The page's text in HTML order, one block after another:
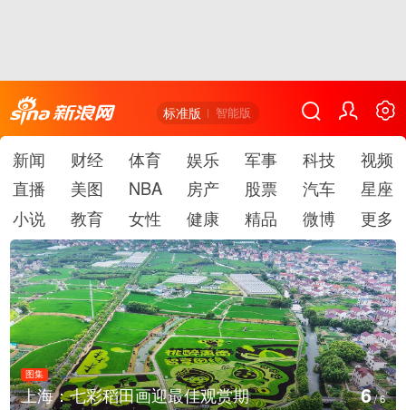
标准版 智能版
新闻 财经 体育 娱乐 军事 科技
视频
直播
美图 NBA 房产 股票 汽车
星座
小说
教育 女性 健康 精品 微博 更多
图集
上海：七彩稻田画迎最佳观赏期 6/6